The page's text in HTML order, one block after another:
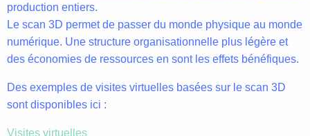
production entiers.
Le scan 3D permet de passer du monde physique au monde
numérique. Une structure organisationnelle plus légère et
des économies de ressources en sont les effets bénéfiques.
Des exemples de visites virtuelles basées sur le scan 3D
sont disponibles ici :
Visites virtuelles